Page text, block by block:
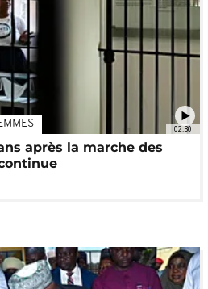
02:30
après la marche des